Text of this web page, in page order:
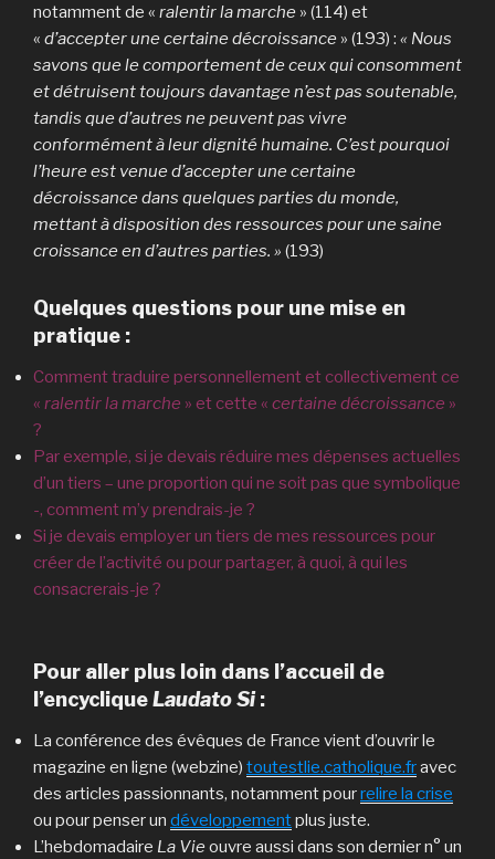
notamment de « ralentir la marche » (114) et
« d’accepter une certaine décroissance » (193) : « Nous
savons que le comportement de ceux qui consomment
et détruisent toujours davantage n’est pas soutenable,
tandis que d’autres ne peuvent pas vivre
conformément à leur dignité humaine. C’est pourquoi
l’heure est venue d’accepter une certaine
décroissance dans quelques parties du monde,
mettant à disposition des ressources pour une saine
croissance en d’autres parties. » (193)
Quelques questions pour une mise en
pratique :
Comment traduire personnellement et collectivement ce
« ralentir la marche » et cette « certaine décroissance »
?
Par exemple, si je devais réduire mes dépenses actuelles
d’un tiers – une proportion qui ne soit pas que symbolique
-, comment m’y prendrais-je ?
Si je devais employer un tiers de mes ressources pour
créer de l’activité ou pour partager, à quoi, à qui les
consacrerais-je ?
Pour aller plus loin dans l’accueil de
l’encycliqueLaudato Si:
La conférence des évêques de France vient d’ouvrir le
magazine en ligne (webzine) toutestlie.catholique.fravec
des articles passionnants, notamment pourrelire la crise
ou pour penser un développementplus juste.
L’hebdomadaire La Vie ouvre aussi dans son dernier n° un